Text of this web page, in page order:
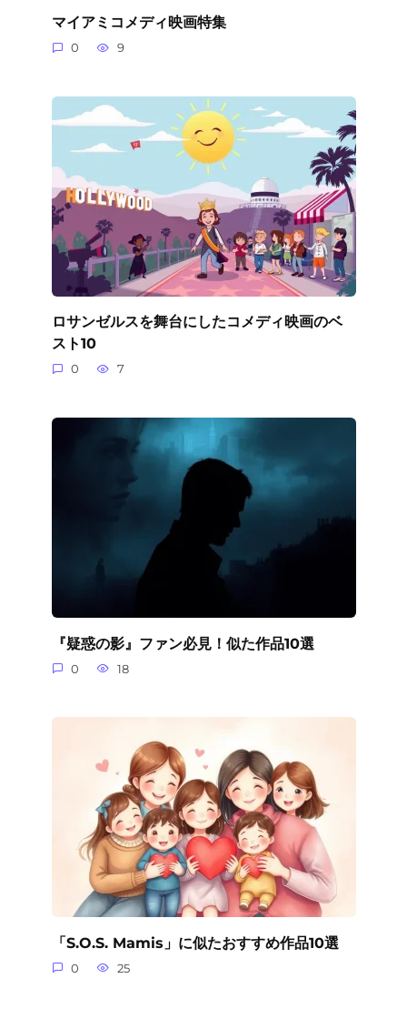
マイアミコメディ映画特集
0 9
ロサンゼルスを舞台にしたコメディ映画のベ
スト10
0 7
『疑惑の影』ファン必見！似た作品10選
0 18
「S.O.S. Mamis」に似たおすすめ作品10選
0 25